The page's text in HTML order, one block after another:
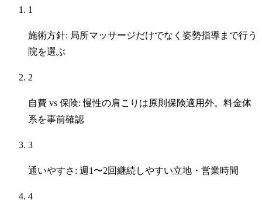
1
施術方針: 局所マッサージだけでなく姿勢指導まで行う
院を選ぶ
2
自費 vs 保険: 慢性の肩こりは原則保険適用外。料金体
系を事前確認
3
通いやすさ: 週1〜2回継続しやすい立地・営業時間
4